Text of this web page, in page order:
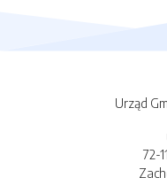
Urząd
72-